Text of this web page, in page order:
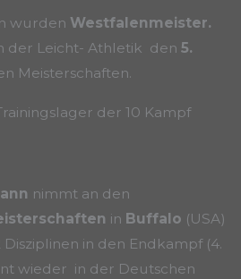
wurden Westfalenmeister.
der Leicht- Athletik den 5.
Meisterschaften.
der 10 Kampf
nimmt an den
in Buffalo (USA)
in den Endkampf (4.
wieder in der Deutschen